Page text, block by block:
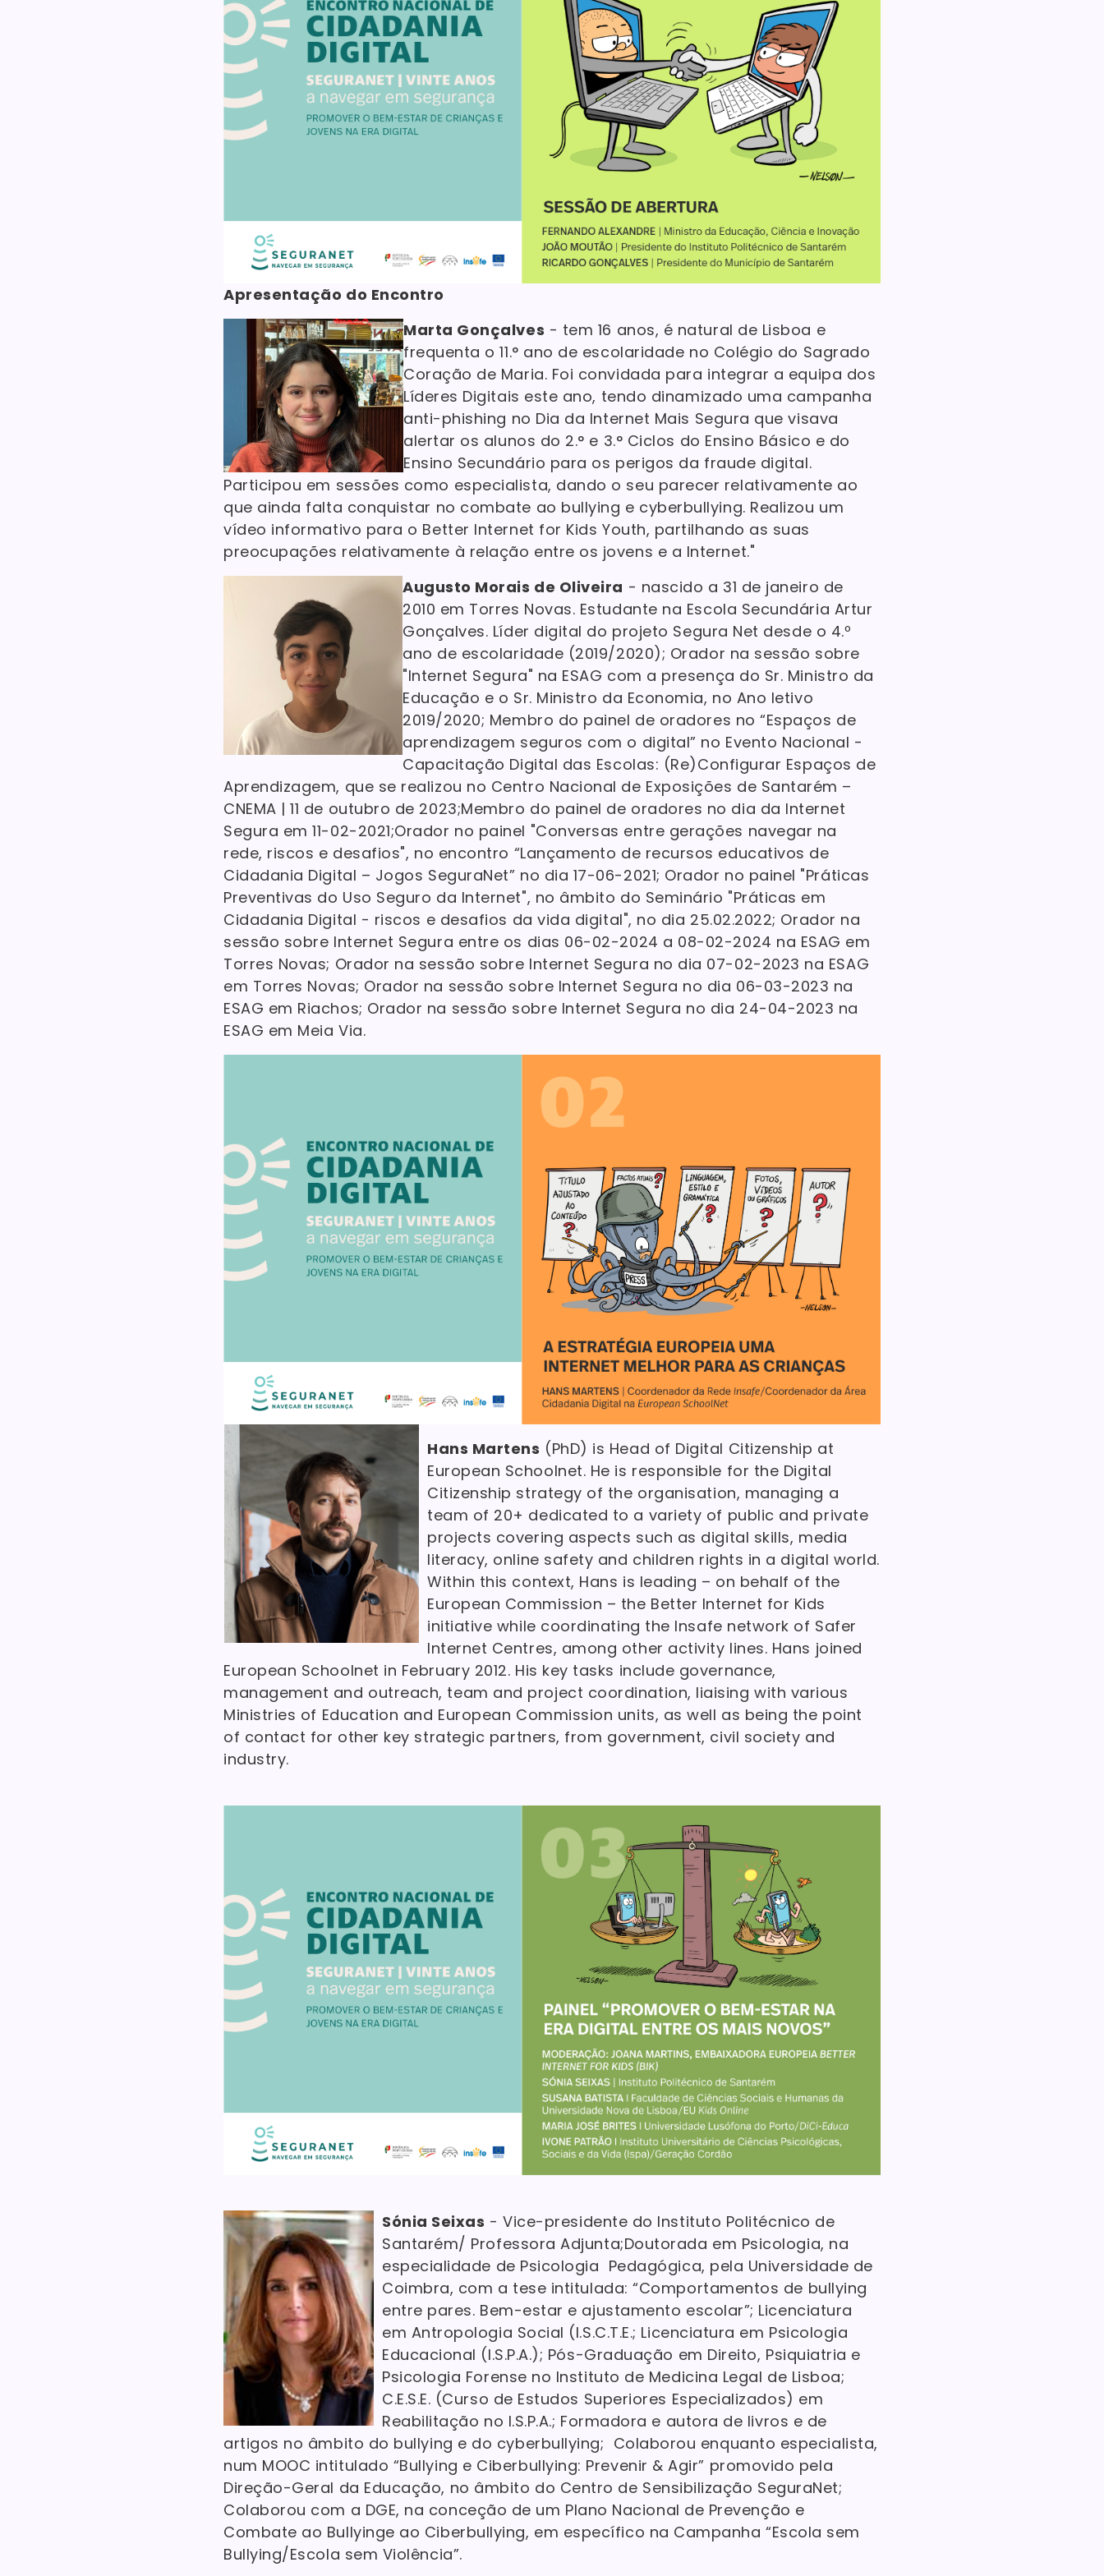
Apresentação do Encontro
Marta Gonçalves - tem 16 anos, é natural de Lisboa e
frequenta o 11.° ano de escolaridade no Colégio do Sagrado
Coração de Maria. Foi convidada para integrar a equipa dos
Líderes Digitais este ano, tendo dinamizado uma campanha
anti-phishing no Dia da Internet Mais Segura que visava
alertar os alunos do 2.° e 3.° Ciclos do Ensino Básico e do
Ensino Secundário para os perigos da fraude digital.
Participou em sessões como especialista, dando o seu parecer relativamente ao
que ainda falta conquistar no combate ao bullying e cyberbullying. Realizou um
vídeo informativo para o Better Internet for Kids Youth, partilhando as suas
preocupações relativamente à relação entre os jovens e a Internet."
Augusto Morais de Oliveira - nascido a 31 de janeiro de
2010 em Torres Novas. Estudante na Escola Secundária Artur
Gonçalves. Líder digital do projeto Segura Net desde o 4.º
ano de escolaridade (2019/2020); Orador na sessão sobre
"Internet Segura" na ESAG com a presença do Sr. Ministro da
Educação e o Sr. Ministro da Economia, no Ano letivo
2019/2020; Membro do painel de oradores no “Espaços de
aprendizagem seguros com o digital” no Evento Nacional -
Capacitação Digital das Escolas: (Re)Configurar Espaços de
Aprendizagem, que se realizou no Centro Nacional de Exposições de Santarém –
CNEMA | 11 de outubro de 2023;Membro do painel de oradores no dia da Internet
Segura em 11-02-2021;Orador no painel "Conversas entre gerações navegar na
rede, riscos e desafios", no encontro “Lançamento de recursos educativos de
Cidadania Digital – Jogos SeguraNet” no dia 17-06-2021; Orador no painel "Práticas
Preventivas do Uso Seguro da Internet", no âmbito do Seminário "Práticas em
Cidadania Digital - riscos e desafios da vida digital", no dia 25.02.2022; Orador na
sessão sobre Internet Segura entre os dias 06-02-2024 a 08-02-2024 na ESAG em
Torres Novas; Orador na sessão sobre Internet Segura no dia 07-02-2023 na ESAG
em Torres Novas; Orador na sessão sobre Internet Segura no dia 06-03-2023 na
ESAG em Riachos; Orador na sessão sobre Internet Segura no dia 24-04-2023 na
ESAG em Meia Via.
Hans Martens (PhD) is Head of Digital Citizenship at
European Schoolnet. He is responsible for the Digital
Citizenship strategy of the organisation, managing a
team of 20+ dedicated to a variety of public and private
projects covering aspects such as digital skills, media
literacy, online safety and children rights in a digital world.
Within this context, Hans is leading – on behalf of the
European Commission – the Better Internet for Kids
initiative while coordinating the Insafe network of Safer
Internet Centres, among other activity lines. Hans joined
European Schoolnet in February 2012. His key tasks include governance,
management and outreach, team and project coordination, liaising with various
Ministries of Education and European Commission units, as well as being the point
of contact for other key strategic partners, from government, civil society and
industry.
Sónia Seixas - Vice-presidente do Instituto Politécnico de
Santarém/ Professora Adjunta;Doutorada em Psicologia, na
especialidade de Psicologia Pedagógica, pela Universidade de
Coimbra, com a tese intitulada: “Comportamentos de bullying
entre pares. Bem-estar e ajustamento escolar”; Licenciatura
em Antropologia Social (I.S.C.T.E.; Licenciatura em Psicologia
Educacional (I.S.P.A.); Pós-Graduação em Direito, Psiquiatria e
Psicologia Forense no Instituto de Medicina Legal de Lisboa;
C.E.S.E. (Curso de Estudos Superiores Especializados) em
Reabilitação no I.S.P.A.; Formadora e autora de livros e de
artigos no âmbito do bullying e do cyberbullying; Colaborou enquanto especialista,
num MOOC intitulado “Bullying e Ciberbullying: Prevenir & Agir” promovido pela
Direção-Geral da Educação, no âmbito do Centro de Sensibilização SeguraNet;
Colaborou com a DGE, na conceção de um Plano Nacional de Prevenção e
Combate ao Bullyinge ao Ciberbullying, em específico na Campanha “Escola sem
Bullying/Escola sem Violência”.